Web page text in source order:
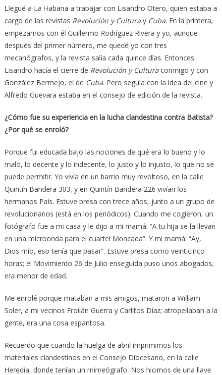
Llegué a La Habana a trabajar con Lisandro Otero, quien estaba a
cargo de las revistas Revolución y Culturay Cuba. En la primera,
empezamos con él Guillermo Rodríguez Rivera y yo, aunque
después del primer número, me quedé yo con tres
mecanógrafos, y la revista salía cada quince días. Entonces
Lisandro hacía el cierre de Revolución y Culturaconmigo y con
González Bermejo, el de Cuba. Pero seguía con la idea del cine y
Alfredo Guevara estaba en el consejo de edición de la revista.
¿Cómo fue su experiencia en la lucha clandestina contra Batista?
¿Por qué se enroló?
Porque fui educada bajo las nociones de qué era lo bueno y lo
malo, lo decente y lo indecente, lo justo y lo injusto, lo que no se
puede permitir. Yo vivía en un barrio muy revoltoso, en la calle
Quintín Bandera 303, y en Quintín Bandera 226 vivían los
hermanos País. Estuve presa con trece años, junto a un grupo de
revolucionarios (está en los periódicos). Cuando me cogieron, un
fotógrafo fue a mi casa y le dijo a mi mamá: “A tu hija se la llevan
en una microonda para el cuartel Moncada”. Y mi mamá: “Ay,
Dios mío, eso tenía que pasar”. Estuve presa como veinticinco
horas; el Movimiento 26 de Julio enseguida puso unos abogados,
era menor de edad.
Me enrolé porque mataban a mis amigos, mataron a William
Soler, a mi vecinos Froilán Guerra y Carlitos Díaz; atropellaban a la
gente, era una cosa espantosa.
Recuerdo que cuando la huelga de abril imprimimos los
materiales clandestinos en el Consejo Diocesano, en la calle
Heredia, donde tenían un mimeógrafo. Nos hicimos de una llave